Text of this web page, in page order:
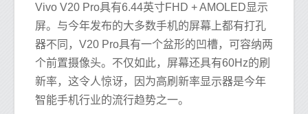
Vivo V20 Pro具有6.44英寸FHD + AMOLED显示
屏。与今年发布的大多数手机的屏幕上都有打孔
器不同，V20 Pro具有一个盆形的凹槽，可容纳两
个前置摄像头。不仅如此，屏幕还具有60Hz的刷
新率，这令人惊讶，因为高刷新率显示器是今年
智能手机行业的流行趋势之一。